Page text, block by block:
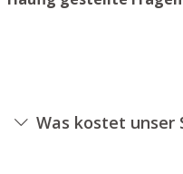
Was kostet unser